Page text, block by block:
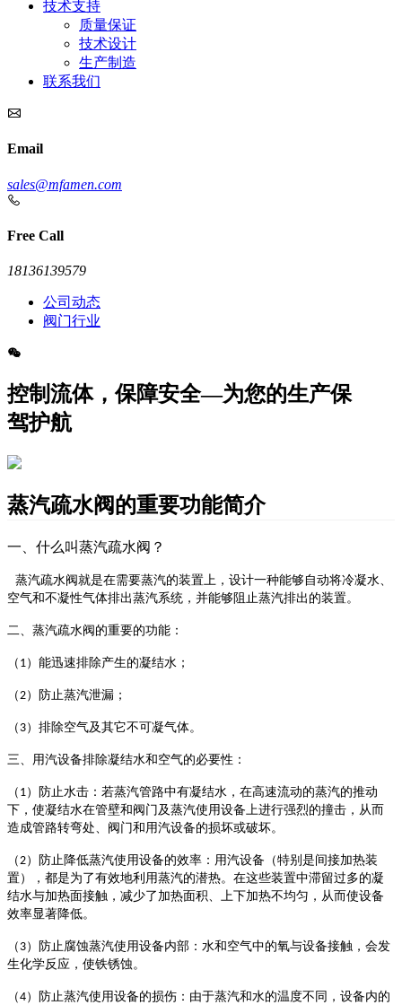
技术支持
质量保证
技术设计
生产制造
联系我们
Email
sales@mfamen.com
Free Call
18136139579
公司动态
阀门行业
控制流体，保障安全—为您的生产保
驾护航
蒸汽疏水阀的重要功能简介
一、什么叫蒸汽疏水阀？
蒸汽疏水阀就是在需要蒸汽的装置上，设计一种能够自动将冷凝水、
空气和不凝性气体排出蒸汽系统，并能够阻止蒸汽排出的装置。
二、蒸汽疏水阀的重要的功能：
（ 1）能迅速排除产生的凝结水；
（2）防止蒸汽泄漏；
（ 3）排除空气及其它不可凝气体。
三、用汽设备排除凝结水和空气的必要性：
（ 1）防止水击：若蒸汽管路中有凝结水，在高速流动的蒸汽的推动
下，使凝结水在管壁和阀门及蒸汽使用设备上进行强烈的撞击，从而
造成管路转弯处、阀门和用汽设备的损坏或破坏。
（2）防止降低蒸汽使用设备的效率：用汽设备（特别是间接加热装
置），都是为了有效地利用蒸汽的潜热。在这些装置中滞留过多的凝
结水与加热面接触，减少了加热面积、上下加热不均匀，从而使设备
效率显著降低。
（ 3）防止腐蚀蒸汽使用设备内部：水和空气中的氧与设备接触，会发
生化学反应，使铁锈蚀。
（4）防止蒸汽使用设备的损伤：由于蒸汽和水的温度不同，设备内的